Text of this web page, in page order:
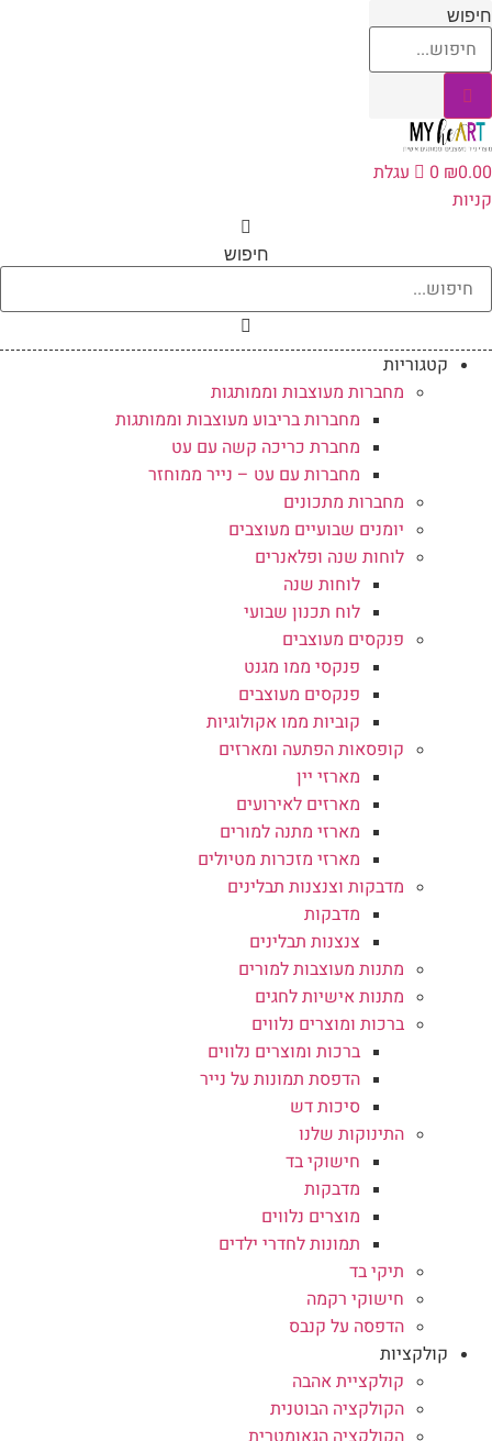
₪
0
עגלת
חיפוש
קטגוריות
מחברות מעוצבות וממותגות
מחברות בריבוע מעוצבות וממותגות
מחברת כריכה קשה עם עט
מחברות עם עט – נייר ממוחזר
מחברות מתכונים
יומנים שבועיים מעוצבים
לוחות שנה ופלאנרים
לוחות שנה
לוח תכנון שבועי
פנקסים מעוצבים
פנקסי ממו מגנט
פנקסים מעוצבים
קוביות ממו אקולוגיות
קופסאות הפתעה ומארזים
מארזי יין
מארזים לאירועים
מארזי מתנה למורים
מארזי מזכרות מטיולים
מדבקות וצנצנות תבלינים
מדבקות
צנצנות תבלינים
מתנות מעוצבות למורים
מתנות אישיות לחגים
ברכות ומוצרים נלווים
ברכות ומוצרים נלווים
הדפסת תמונות על נייר
סיכות דש
התינוקות שלנו
חישוקי בד
מדבקות
מוצרים נלווים
תמונות לחדרי ילדים
תיקי בד
חישוקי רקמה
הדפסה על קנבס
קולקציות
קולקציית אהבה
הקולקציה הבוטנית